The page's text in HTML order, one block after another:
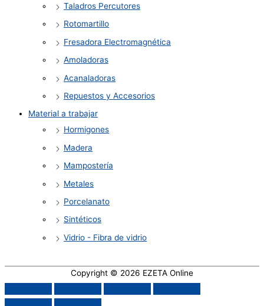
Taladros Percutores
Rotomartillo
Fresadora Electromagnética
Amoladoras
Acanaladoras
Repuestos y Accesorios
Material a trabajar
Hormigones
Madera
Mampostería
Metales
Porcelanato
Sintéticos
Vidrio - Fibra de vidrio
Copyright © 2026 EZETA Online